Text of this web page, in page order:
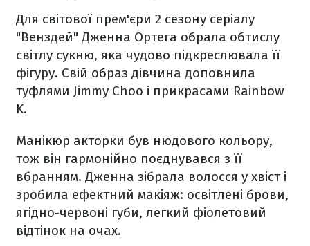
Для світової прем'єри 2 сезону серіалу
"Венздей" Дженна Ортега обрала обтислу
світлу сукню, яка чудово підкреслювала її
фігуру. Свій образ дівчина доповнила
туфлями Jimmy Choo і прикрасами Rainbow
K.
Манікюр акторки був нюдового кольору,
тож він гармонійно поєднувався з її
вбранням. Дженна зібрала волосся у хвіст і
зробила ефектний макіяж: освітлені брови,
ягідно-червоні губи, легкий фіолетовий
відтінок на очах.